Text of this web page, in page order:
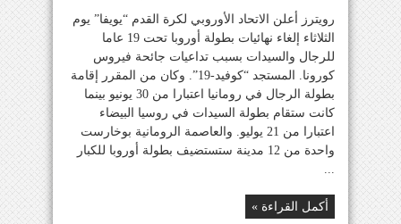
رويترز أعلن الاتحاد الأوروبي لكرة القدم “يويفا” يوم
الثلاثاء إلغاء نهائيات بطولة أوروبا تحت 19 عاما
للرجال والسيدات بسبب تداعيات جائحة فيروس
كورونا. المستجد “كوفيد-19”. وكان من المقرر إقامة
بطولة الرجال في رومانيا اعتبارا من 30 يونيو بينما
كانت ستقام بطولة السيدات في روسيا البيضاء
اعتبارا من 21 يوليو. والعاصمة الرومانية بوخارست
واحدة من 12 مدينة ستستضيف بطولة أوروبا للكبار
...
أكمل القراءة »